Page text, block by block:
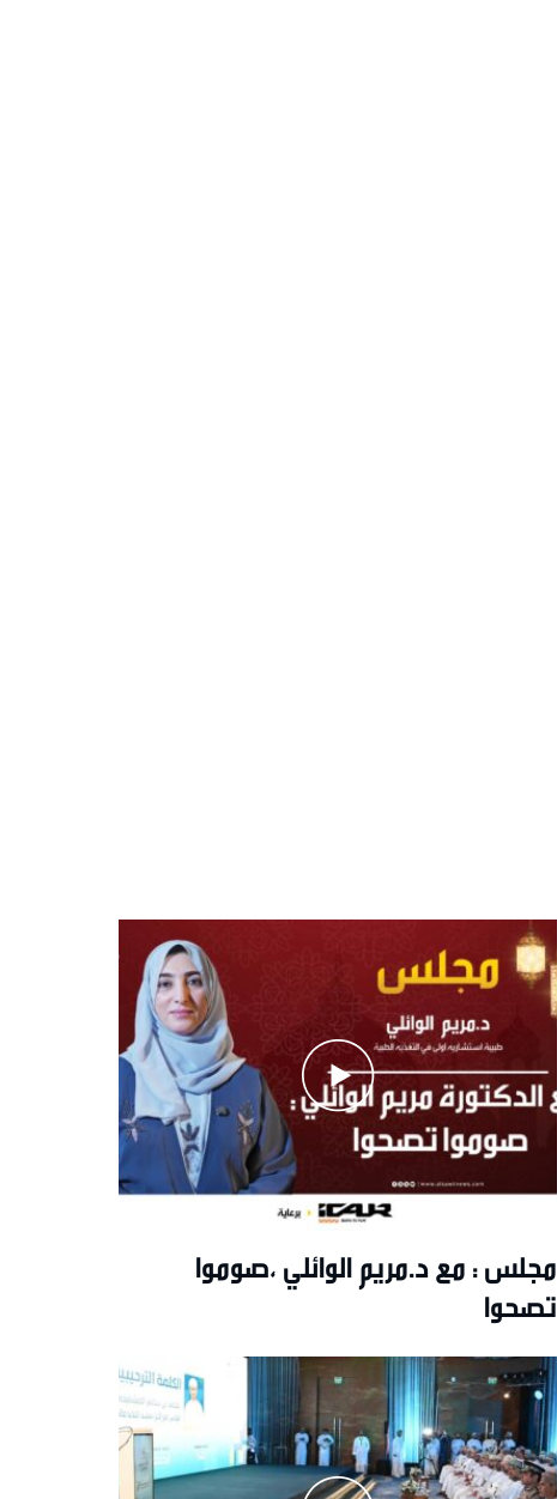
مجلس : مع د.مريم الوائلي ،صوموا
تصحوا